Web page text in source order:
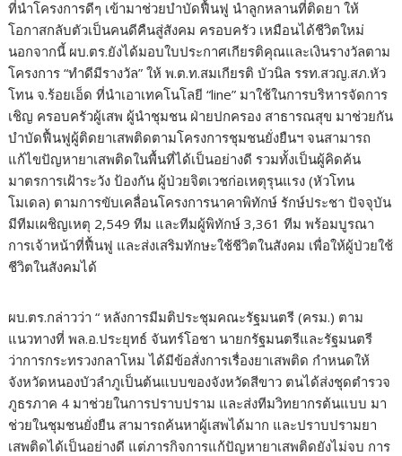
ที่นำโครงการดีๆ เข้ามาช่วยบำบัดฟื้นฟู นำลูกหลานที่ติดยา ให้
โอกาสกลับตัวเป็นคนดีคืนสู่สังคม ครอบครัว เหมือนได้ชีวิตใหม่
นอกจากนี้ ผบ.ตร.ยังได้มอบใบประกาศเกียรติคุณและเงินรางวัลตาม
โครงการ “ทำดีมีรางวัล” ให้ พ.ต.ท.สมเกียรติ บัวนิล รรท.สวญ.สภ.หัว
โทน จ.ร้อยเอ็ด ที่นำเอาเทคโนโลยี “line” มาใช้ในการบริหารจัดการ
เชิญ ครอบครัวผู้เสพ ผู้นำชุมชน ฝ่ายปกครอง สาธารณสุข มาช่วยกัน
บำบัดฟื้นฟูผู้ติดยาเสพติดตามโครงการชุมชนยั่งยืนฯ จนสามารถ
แก้ไขปัญหายาเสพติดในพื้นที่ได้เป็นอย่างดี รวมทั้งเป็นผู้คิดค้น
มาตรการเฝ้าระวัง ป้องกัน ผู้ป่วยจิตเวชก่อเหตุรุนแรง (หัวโทน
โมเดล) ตามการขับเคลื่อนโครงการนาคาพิทักษ์ รักษ์ประชา ปัจจุบัน
มีทีมเผชิญเหตุ 2,549 ทีม และทีมผู้พิทักษ์ 3,361 ทีม พร้อมบูรณา
การเจ้าหน้าที่ฟื้นฟู และส่งเสริมทักษะใช้ชีวิตในสังคม เพื่อให้ผู้ป่วยใช้
ชีวิตในสังคมได้
ผบ.ตร.กล่าวว่า “ หลังการมีมติประชุมคณะรัฐมนตรี (ครม.) ตาม
แนวทางที่ พล.อ.ประยุทธ์ จันทร์โอชา นายกรัฐมนตรีและรัฐมนตรี
ว่าการกระทรวงกลาโหม ได้มีข้อสั่งการเรื่องยาเสพติด กำหนดให้
จังหวัดหนองบัวลำภูเป็นต้นแบบของจังหวัดสีขาว ตนได้ส่งชุดตำรวจ
ภูธรภาค 4 มาช่วยในการปราบปราม และส่งทีมวิทยากรต้นแบบ มา
ช่วยในชุมชนยั่งยืน สามารถค้นหาผู้เสพได้มาก และปราบปรามยา
เสพติดได้เป็นอย่างดี แต่ภารกิจการแก้ปัญหายาเสพติดยังไม่จบ การ